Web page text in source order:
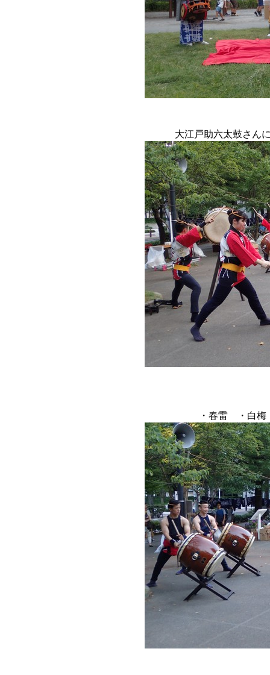
大江戸助六太鼓さん
・春雷 ・白